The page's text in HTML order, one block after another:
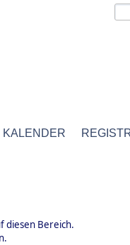
KALENDER
diesen Bereich.